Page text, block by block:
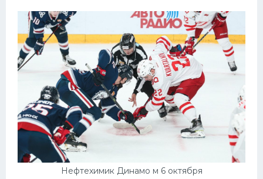
Нефтехимик Динамо м 6 октября